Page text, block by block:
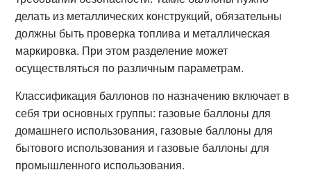
делать из металлических конструкций, обязательны
должны быть проверка топлива и металлическая
маркировка. При этом разделение может
осуществляться по различным параметрам.
Классификация баллонов по назначению включает в
себя три основных группы: газовые баллоны для
домашнего использования, газовые баллоны для
бытового использования и газовые баллоны для
промышленного использования.